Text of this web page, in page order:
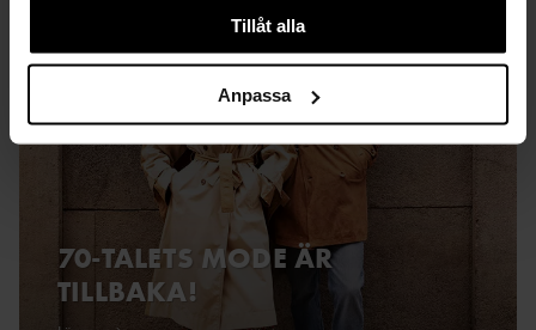
Tillåt alla
Anpassa
70-TALETS MODE ÄR
TILLBAKA!